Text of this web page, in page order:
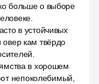
больше о выборе
в устойчивых
кам твёрдо
в хорошем
непоколебимый,